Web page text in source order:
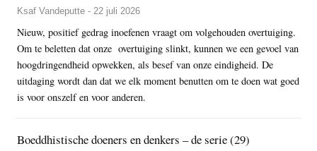
Ksaf Vandeputte - 22 juli 2026
Nieuw, positief gedrag inoefenen vraagt om volgehouden overtuiging.
Om te beletten dat onze overtuiging slinkt, kunnen we een gevoel van
hoogdringendheid opwekken, als besef van onze eindigheid. De
uitdaging wordt dan dat we elk moment benutten om te doen wat goed
is voor onszelf en voor anderen.
Boeddhistische doeners en denkers – de serie (29)